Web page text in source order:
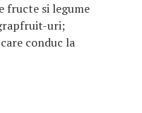
fructe si legume
uri;
conduc la